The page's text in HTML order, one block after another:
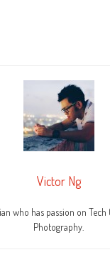
Victor Ng
who has passion on Tech
Photography.